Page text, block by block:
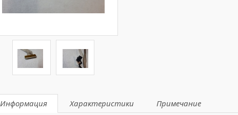
Информация Характеристики Примечание